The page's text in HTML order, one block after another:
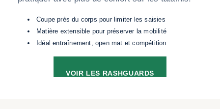
Coupe près du corps pour limiter les saisies
Matière extensible pour préserver la mobilité
Idéal entraînement, open mat et compétition
VOIR LES RASHGUARDS